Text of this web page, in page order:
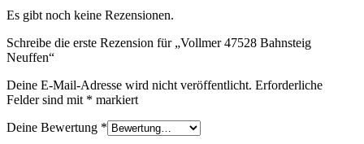
Es gibt noch keine Rezensionen.
Schreibe die erste Rezension für „Vollmer 47528 Bahnsteig
Neuffen“
Deine E-Mail-Adresse wird nicht veröffentlicht. Erforderliche
Felder sind mit * markiert
Deine Bewertung *